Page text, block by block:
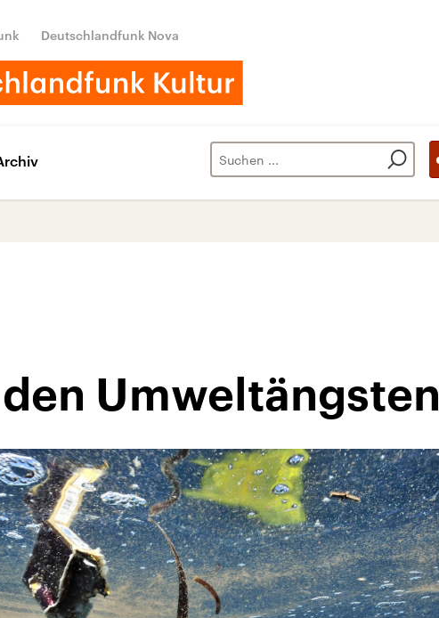
Deutschlandfunk Nova
Umweltängsten